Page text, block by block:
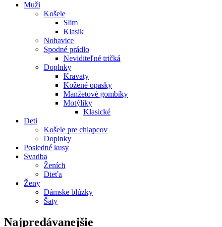
Muži
Košele
Slim
Klasik
Nohavice
Spodné prádlo
Neviditeľné tričká
Doplnky
Kravaty
Kožené opasky
Manžetové gombíky
Motýliky
Klasické
Deti
Košele pre chlapcov
Doplnky
Posledné kusy
Svadba
Ženích
Dieťa
Ženy
Dámske blúzky
Šaty
Najpredávanejšie